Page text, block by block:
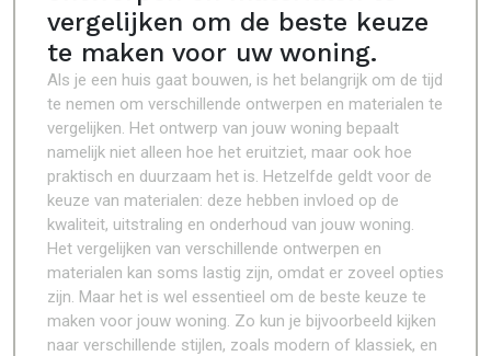
vergelijken om de beste keuze
te maken voor uw woning.
Als je een huis gaat bouwen, is het belangrijk om de tijd
te nemen om verschillende ontwerpen en materialen te
vergelijken. Het ontwerp van jouw woning bepaalt
namelijk niet alleen hoe het eruitziet, maar ook hoe
praktisch en duurzaam het is. Hetzelfde geldt voor de
keuze van materialen: deze hebben invloed op de
kwaliteit, uitstraling en onderhoud van jouw woning.
Het vergelijken van verschillende ontwerpen en
materialen kan soms lastig zijn, omdat er zoveel opties
zijn. Maar het is wel essentieel om de beste keuze te
maken voor jouw woning. Zo kun je bijvoorbeeld kijken
naar verschillende stijlen, zoals modern of klassiek, en